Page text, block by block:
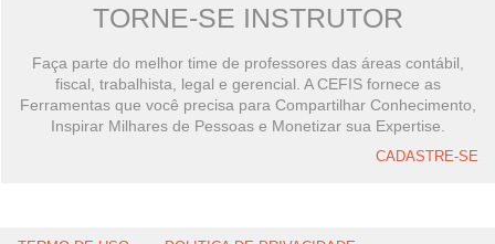
TORNE-SE INSTRUTOR
Faça parte do melhor time de professores das áreas contábil,
fiscal, trabalhista, legal e gerencial. A CEFIS fornece as
Ferramentas que você precisa para Compartilhar Conhecimento,
Inspirar Milhares de Pessoas e Monetizar sua Expertise.
CADASTRE-SE